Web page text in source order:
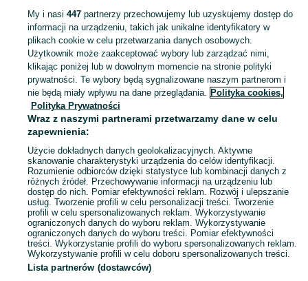
KATEGORIA
Zobacz
Mapa kategorii
Mapa miejscowości
Mapa ministron
Popularne wyszukiwania
My i nasi 447partnerzy przechowujemy lub uzyskujemy dostęp do
informacji na urządzeniu, takich jak unikalne identyfikatory w
plikach cookie w celu przetwarzania danych osobowych.
Użytkownik może zaakceptować wybory lub zarządzać nimi,
klikając poniżej lub w dowolnym momencie na stronie polityki
prywatności. Te wybory będą sygnalizowane naszym partnerom i
nie będą miały wpływu na dane przeglądania. Polityka cookies,
Polityka Prywatności
Wraz z naszymi partnerami przetwarzamy dane w celu
zapewnienia:
Użycie dokładnych danych geolokalizacyjnych. Aktywne
skanowanie charakterystyki urządzenia do celów identyfikacji.
Rozumienie odbiorców dzięki statystyce lub kombinacji danych z
różnych źródeł. Przechowywanie informacji na urządzeniu lub
dostęp do nich. Pomiar efektywności reklam. Rozwój i ulepszanie
usług. Tworzenie profili w celu personalizacji treści. Tworzenie
profili w celu spersonalizowanych reklam. Wykorzystywanie
ograniczonych danych do wyboru reklam. Wykorzystywanie
ograniczonych danych do wyboru treści. Pomiar efektywności
treści. Wykorzystanie profili do wyboru spersonalizowanych reklam.
Wykorzystywanie profili w celu doboru spersonalizowanych treści.
Lista partnerów (dostawców)